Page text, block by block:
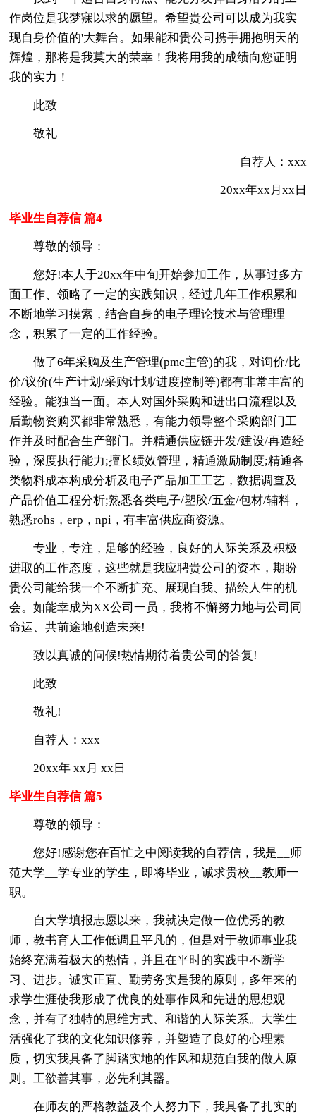
作岗位是我梦寐以求的愿望。希望贵公司可以成为我实
现自身价值的'大舞台。如果能和贵公司携手拥抱明天的
辉煌，那将是我莫大的荣幸！我将用我的成绩向您证明
我的实力！
此致
敬礼
自荐人：xxx
20xx年xx月xx日
毕业生自荐信 篇4
尊敬的领导：
您好!本人于20xx年中旬开始参加工作，从事过多方
面工作、领略了一定的实践知识，经过几年工作积累和
不断地学习摸索，结合自身的电子理论技术与管理理
念，积累了一定的工作经验。
做了6年采购及生产管理(pmc主管)的我，对询价/比
价/议价(生产计划/采购计划/进度控制等)都有非常丰富的
经验。能独当一面。本人对国外采购和进出口流程以及
后勤物资购买都非常熟悉，有能力领导整个采购部门工
作并及时配合生产部门。并精通供应链开发/建设/再造经
验，深度执行能力;擅长绩效管理，精通激励制度;精通各
类物料成本构成分析及电子产品加工工艺，数据调查及
产品价值工程分析;熟悉各类电子/塑胶/五金/包材/辅料，
熟悉rohs，erp，npi，有丰富供应商资源。
专业，专注，足够的经验，良好的人际关系及积极
进取的工作态度，这些就是我应聘贵公司的资本，期盼
贵公司能给我一个不断扩充、展现自我、描绘人生的机
会。如能幸成为XX公司一员，我将不懈努力地与公司同
命运、共前途地创造未来!
致以真诚的问候!热情期待着贵公司的答复!
此致
敬礼!
自荐人：xxx
20xx年 xx月 xx日
毕业生自荐信 篇5
尊敬的领导：
您好!感谢您在百忙之中阅读我的自荐信，我是__师
范大学__学专业的学生，即将毕业，诚求贵校__教师一
职。
自大学填报志愿以来，我就决定做一位优秀的教
师，教书育人工作低调且平凡的，但是对于教师事业我
始终充满着极大的热情，并且在平时的实践中不断学
习、进步。诚实正直、勤劳务实是我的原则，多年来的
求学生涯使我形成了优良的处事作风和先进的思想观
念，并有了独特的思维方式、和谐的人际关系。大学生
活强化了我的文化知识修养，并塑造了良好的心理素
质，切实我具备了脚踏实地的作风和规范自我的做人原
则。工欲善其事，必先利其器。
在师友的严格教益及个人努力下，我具备了扎实的